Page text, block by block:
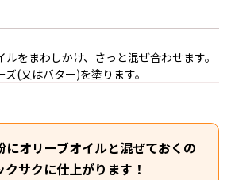
をまわしかけ、さっと混ぜ合わせます。
(又はバター)を塗ります。
にオリーブオイルと混ぜておくの
クサクに仕上がります！